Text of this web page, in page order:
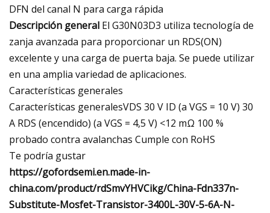
DFN del canal N para carga rápida
Descripción general El G30N03D3 utiliza tecnología de
zanja avanzada para proporcionar un RDS(ON)
excelente y una carga de puerta baja. Se puede utilizar
en una amplia variedad de aplicaciones.
Características generales
Características generalesVDS 30 V ID (a VGS = 10 V) 30
A RDS (encendido) (a VGS = 4,5 V) <12 mΩ 100 %
probado contra avalanchas Cumple con RoHS
Te podría gustar
https://gofordsemi.en.made-in-
china.com/product/rdSmvYHVCikg/China-Fdn337n-
Substitute-Mosfet-Transistor-3400L-30V-5-6A-N-